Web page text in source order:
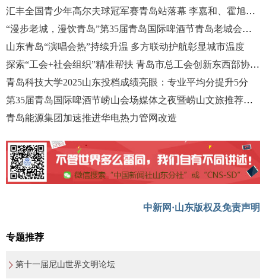
汇丰全国青少年高尔夫球冠军赛青岛站落幕 李嘉和、霍旭冉获男女A组冠军
“漫步老城，漫饮青岛”第35届青岛国际啤酒节青岛老城会场启幕
山东青岛“演唱会热”持续升温 多方联动护航彰显城市温度
探索“工会+社会组织”精准帮扶 青岛市总工会创新东西部协作新模式
青岛科技大学2025山东投档成绩亮眼：专业平均分提升5分
第35届青岛国际啤酒节崂山会场媒体之夜暨崂山文旅推荐官颁奖仪式举行
青岛能源集团加速推进华电热力管网改造
中新网·山东版权及免责声明
专题推荐
第十一届尼山世界文明论坛